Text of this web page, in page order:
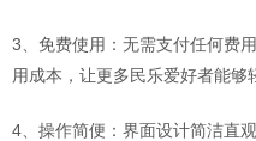
3、免费使用：无需支付任何费
用成本，让更多民乐爱好者能够
4、操作简便：界面设计简洁直